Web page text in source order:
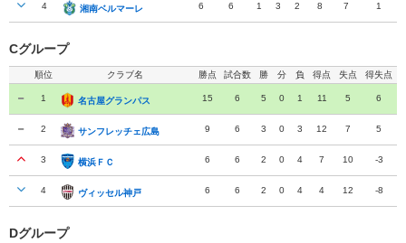
4 湘南ベルマーレ
湘南ベルマーレ 6 6 1 3 2 8 7 1
Cグループ
順位 クラブ名 勝点 試合数 勝 分 負 得点 失点 得失点
1 名古屋グランパス
名古屋グランパス 15 6 5 0 1 11 5 6
2 サンフレッチェ広島
サンフレッチェ広島 9 6 3 0 3 12 7 5
3 横浜ＦＣ
横浜ＦＣ 6 6 2 0 4 7 10 -3
4 ヴィッセル神戸
ヴィッセル神戸 6 6 2 0 4 4 12 -8
Dグループ